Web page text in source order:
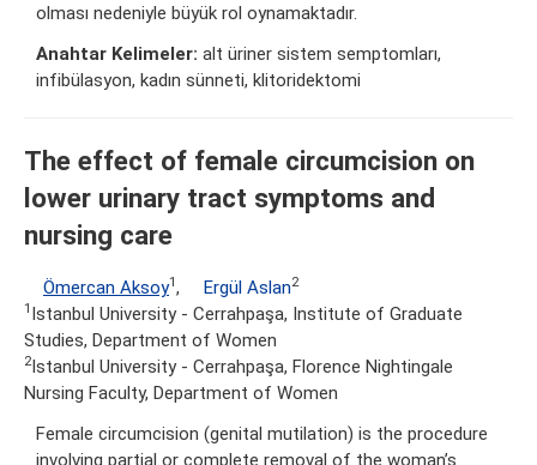
olması nedeniyle büyük rol oynamaktadır.
Anahtar Kelimeler: alt üriner sistem semptomları,
infibülasyon, kadın sünneti, klitoridektomi
The effect of female circumcision on
lower urinary tract symptoms and
nursing care
Ömercan Aksoy1 , Ergül Aslan2
1 Istanbul University - Cerrahpaşa, Institute of Graduate
Studies, Department of Women
2Istanbul University - Cerrahpaşa, Florence Nightingale
Nursing Faculty, Department of Women
Female circumcision (genital mutilation) is the procedure
involving partial or complete removal of the woman’s